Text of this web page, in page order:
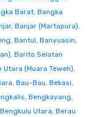
Barat, Bangka
, Banjar (Martapura),
, Bantul, Banyuasin,
, Barito Selatan
Utara (Muara Teweh),
, Bau-Bau, Bekasi,
, Bengkayang,
Bengkulu Utara, Berau